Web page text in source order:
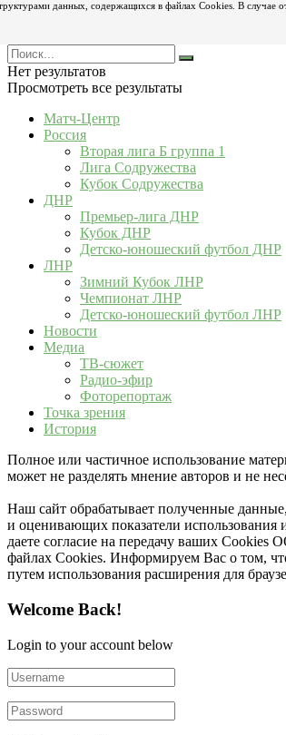
данных, содержащихся в файлах Cookies. В случае
Нет результатов
Просмотреть все результаты
Матч-Центр
Россия
Вторая лига Б группа 1
Лига Содружества
Кубок Содружества
ДНР
Премьер-лига ДНР
Кубок ДНР
Детско-юношеский футбол ДНР
ЛНР
Зимний Кубок ЛНР
Чемпионат ЛНР
Детско-юношеский футбол ЛНР
Новости
Медиа
ТВ-сюжет
Радио-эфир
Фоторепортаж
Точка зрения
История
Полное или частичное использование
может не разделять мнение авторов и не
Наш сайт обрабатывает полученные
и оценивающих показатели использования
даете согласие на передачу ваших
файлах Cookies. Информируем Вас о том,
путем использования расширения для
Welcome Back!
Login to your account below